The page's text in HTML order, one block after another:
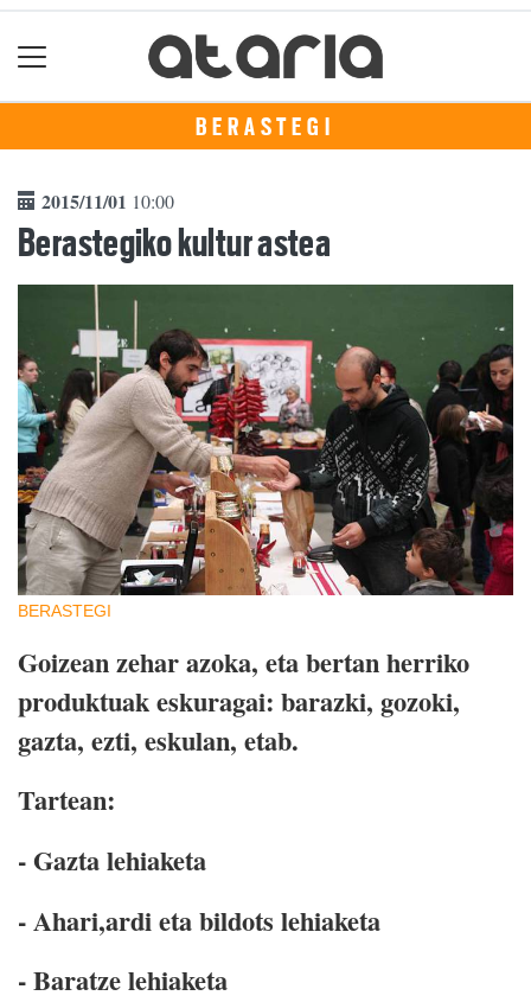
BERASTEGI
2015/11/01 10:00
Berastegiko kultur astea
BERASTEGI
Goizean zehar azoka, eta bertan herriko
produktuak eskuragai: barazki, gozoki,
gazta, ezti, eskulan, etab.
Tartean:
- Gazta lehiaketa
- Ahari,ardi eta bildots lehiaketa
- Baratze lehiaketa